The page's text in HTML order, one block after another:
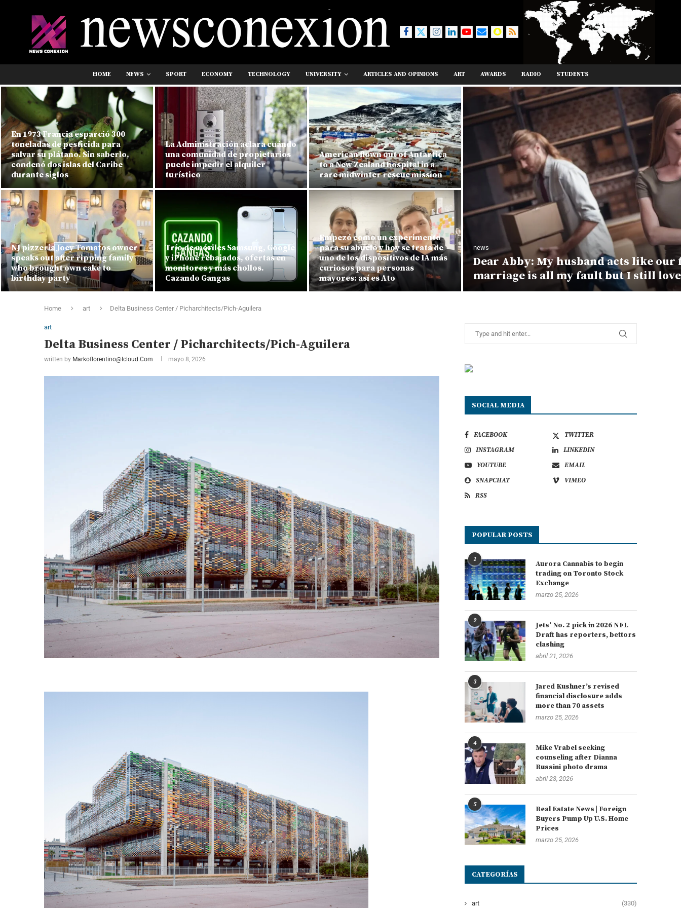
HOME NEWS SPORT ECONOMY TECHNOLOGY UNIVERSITY ARTICLES AND OPINIONS ART AWARDS RADIO STUDENTS
En 1973 Francia esparció 300
toneladas de pesticida para
salvar su plátano. Sin saberlo,
condenó dos islas del Caribe
durante siglos
NJ pizzeria Joey Tomatos owner
speaks out after ripping family
who brought own cake to
birthday party
La Administración aclara cuándo
una comunidad de propietarios
puede impedir el alquiler
turístico
Trío de móviles Samsung, Google
y iPhone rebajados, ofertas en
monitores y más chollos.
Cazando Gangas
American flown out of Antartica
to a New Zealand hospital in a
rare midwinter rescue mission
Empezó como un experimento
para su abuelo y hoy se trata de
uno de los dispositivos de IA más
curiosos para personas
mayores: así es Ato
news
Dear Abby: My husband acts like
marriage is all my fault but I still
Home art Delta Business Center / Picharchitects/Pich-Aguilera
art
Delta Business Center / Picharchitects/Pich-Aguilera
written by Markoflorentino@icloud.com mayo 8, 2026
SOCIAL MEDIA
FACEBOOK
TWITTER
INSTAGRAM
LINKEDIN
YOUTUBE
EMAIL
SNAPCHAT
VIMEO
RSS
POPULAR POSTS
1
Aurora Cannabis to begin
trading on Toronto Stock
Exchange
marzo 25, 2026
2
Jets’ No. 2 pick in 2026 NFL
Draft has reporters, bettors
clashing
abril 21, 2026
3
Jared Kushner’s revised
financial disclosure adds
more than 70 assets
marzo 25, 2026
4
Mike Vrabel seeking
counseling after Dianna
Russini photo drama
abril 23, 2026
5
Real Estate News | Foreign
Buyers Pump Up U.S. Home
Prices
marzo 25, 2026
CATEGORÍAS
art (330)